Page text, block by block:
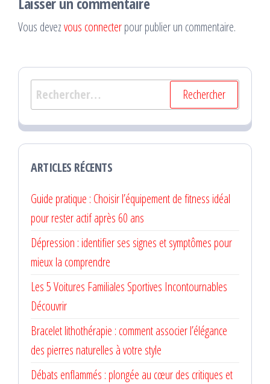
Vous devezvous connecterpour publier un commentaire.
Rechercher :
ARTICLES RÉCENTS
Guide pratique : Choisir l’équipement de fitness idéal
pour rester actif après 60 ans
Dépression : identifier ses signes et symptômes pour
mieux la comprendre
Les 5 Voitures Familiales Sportives Incontournables
Découvrir
Bracelet lithothérapie : comment associer l’élégance
des pierres naturelles à votre style
Débats enflammés : plongée au cœur des critiques et